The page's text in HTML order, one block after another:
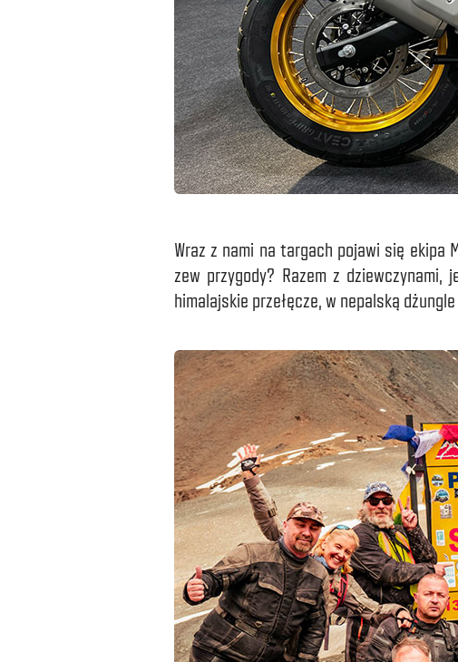
Wraz z nami na targach pojawi się ekipa
zew przygody? Razem z dziewczynami,
himalajskie przełęcze, w nepalską